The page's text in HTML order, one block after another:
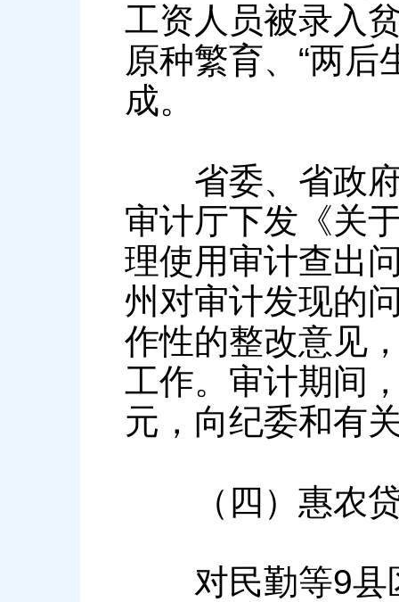
工资人员被录入
原种繁育、“两后
成。
省委、省政府
审计厅下发《关
理使用审计查出
州对审计发现的
作性的整改意见
工作。审计期间
元，向纪委和有
（四）惠农贷
对民勤等9县